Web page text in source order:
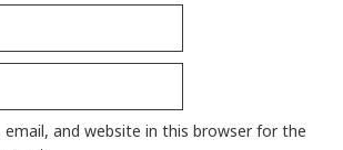
email, and website in this browser for the